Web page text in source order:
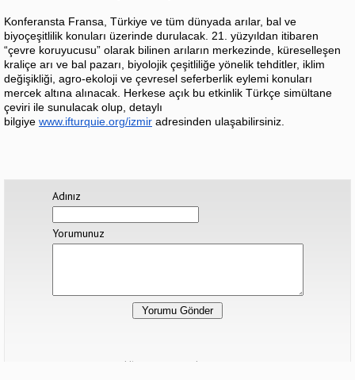
Konferansta Fransa, Türkiye ve tüm dünyada arılar, bal ve
biyoçeşitlilik konuları üzerinde durulacak. 21. yüzyıldan itibaren
“çevre koruyucusu” olarak bilinen arıların merkezinde, küreselleşen
kraliçe arı ve bal pazarı, biyolojik çeşitliliğe yönelik tehditler, iklim
değişikliği, agro-ekoloji ve çevresel seferberlik eylemi konuları
mercek altına alınacak. Herkese açık bu etkinlik Türkçe simültane
çeviri ile sunulacak olup, detaylı
bilgiye www.ifturquie.org/izmir adresinden ulaşabilirsiniz.
Adınız
Yorumunuz
Hiç yorum yapılmamış.